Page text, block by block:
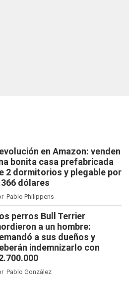
en Amazon: venden
bonita casa prefabricada
2 dormitorios y plegable por
dólares
Pablo Philippens
perros Bull Terrier
a un hombre:
a sus dueños y
indemnizarlo con
Pablo González